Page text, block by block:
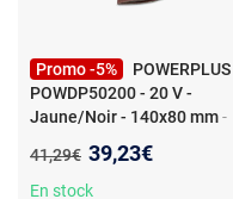
Promo -5%
POWERPLUS
POWDP50200 - 20 V -
Jaune/Noir - 140x80 mm-
POWDP50200 20V/180W,
plateau 140x80 mm, collecte
Ancien prix :
41,29€ Nouveau prix :
39,23€
En stock